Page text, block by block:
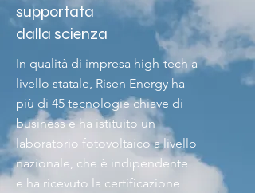
supportata
dalla scienza
In qualità di impresa high-tech a
livello statale, Risen Energy ha
più di 45 tecnologie chiave di
business e ha istituito un
laboratorio fotovoltaico a livello
nazionale, che è indipendente
e ha ricevuto la certificazione